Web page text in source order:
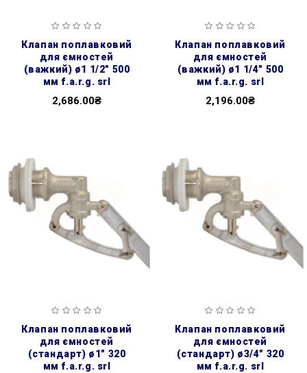
клапан поплавковий
для ємностей
(важкий) ø1 1/2″ 500
мм f.a.r.g. srl
2,686.00₴
клапан поплавковий
для ємностей
(важкий) ø1 1/4″ 500
мм f.a.r.g. srl
2,196.00₴
клапан поплавковий
для ємностей
(стандарт) ø1″ 320
мм f.a.r.g. srl
клапан поплавковий
для ємностей
(стандарт) ø3/4″ 320
мм f.a.r.g. srl